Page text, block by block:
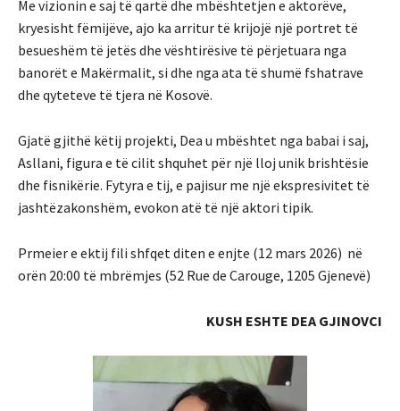
Me vizionin e saj të qartë dhe mbështetjen e aktorëve,
kryesisht fëmijëve, ajo ka arritur të krijojë një portret të
besueshëm të jetës dhe vështirësive të përjetuara nga
banorët e Makërmalit, si dhe nga ata të shumë fshatrave
dhe qyteteve të tjera në Kosovë.
Gjatë gjithë këtij projekti, Dea u mbështet nga babai i saj,
Asllani, figura e të cilit shquhet për një lloj unik brishtësie
dhe fisnikërie. Fytyra e tij, e pajisur me një ekspresivitet të
jashtëzakonshëm, evokon atë të një aktori tipik.
Prmeier e ektij fili shfqet diten e enjte (12 mars 2026) në
orën 20:00 të mbrëmjes (52 Rue de Carouge, 1205 Gjenevë)
KUSH ESHTE DEA GJINOVCI